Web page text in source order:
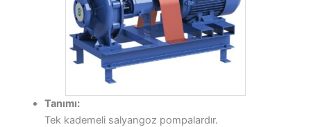
Tanımı:
Tek kademeli salyangoz pompalardır.